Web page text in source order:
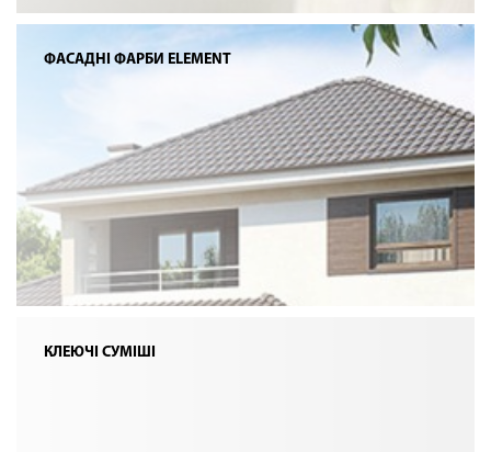
ФАСАДНІ ФАРБИ ELEMENT
КЛЕЮЧІ СУМІШІ